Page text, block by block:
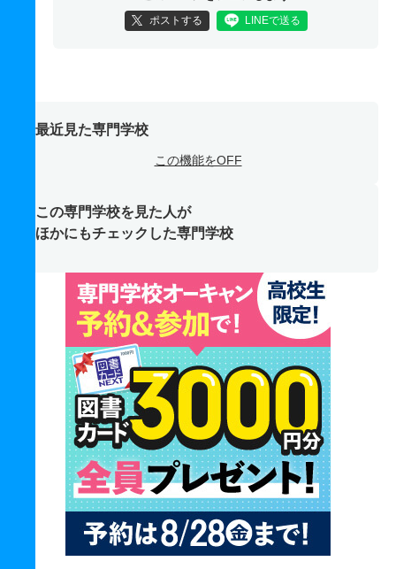
ポストする LINEで送る
最近見た専門学校
この機能をOFF
この専門学校を見た人が
ほかにもチェックした専門学校